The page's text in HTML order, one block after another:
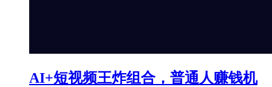
AI+短视频王炸组合，普通人赚钱机